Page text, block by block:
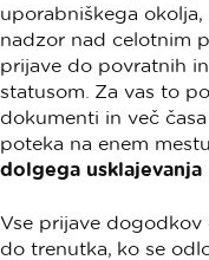
uporabniškega
nadzor nad celotnim
prijave do povratnih
statusom. Za vas to
dokumenti in več
poteka na enem
dolgega
Vse prijave
do trenutka, ko se